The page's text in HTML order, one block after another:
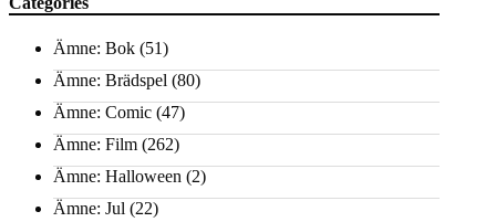
Ämne: Bok (51)
Ämne: Brädspel (80)
Ämne: Comic (47)
Ämne: Film (262)
Ämne: Halloween (2)
Ämne: Jul (22)